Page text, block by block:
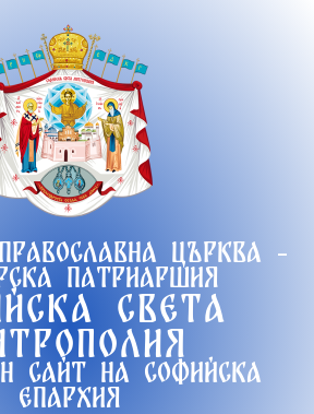
църква -
патриаршия
света
сайт на софийска
епархия